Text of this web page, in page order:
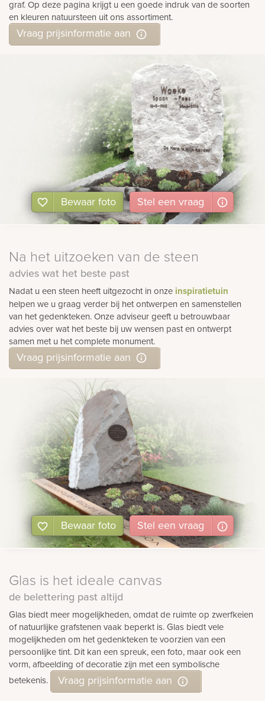
graf. Op deze pagina krijgt u een goede indruk van de soorten
en kleuren natuursteen uit ons assortiment.
Vraag prijsinformatie aan
Bewaar foto Stel een vraag
Na het uitzoeken van de steen
advies wat het beste past
Nadat u een steen heeft uitgezocht in onze inspiratietuin
helpen we u graag verder bij het ontwerpen en samenstellen
van het gedenkteken. Onze adviseur geeft u betrouwbaar
advies over wat het beste bij uw wensen past en ontwerpt
samen met u het complete monument.
Vraag prijsinformatie aan
Bewaar foto Stel een vraag
Glas is het ideale canvas
de belettering past altijd
Glas biedt meer mogelijkheden, omdat de ruimte op zwerfkeien
of natuurlijke grafstenen vaak beperkt is. Glas biedt vele
mogelijkheden om het gedenkteken te voorzien van een
persoonlijke tint. Dit kan een spreuk, een foto, maar ook een
vorm, afbeelding of decoratie zijn met een symbolische
betekenis.
Vraag prijsinformatie aan